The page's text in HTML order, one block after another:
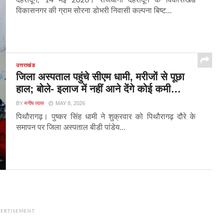
विकासनगर की ग्राम सोरना डोभरी निवासी कल्पना बिष्ट...
उत्तराखंड
जिला अस्पताल पहुंचे सीएम धामी, मरीजों से पूछा
हाल; बोले- इलाज में नहीं आने देंगे कोई कमी…
BYमनीष व्यास MAY 8, 2026
पिथौरागढ़। पुष्कर सिंह धामी ने शुक्रवार को पिथौरागढ़ दौरे के
समापन पर जिला अस्पताल बीडी पांडेय...